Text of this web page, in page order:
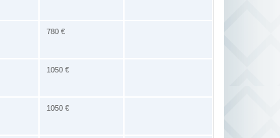
780 €
1050 €
1050 €